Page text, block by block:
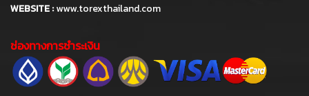
WEBSITE :www.torexthailand.com
ช่องทางการชำระเงิน